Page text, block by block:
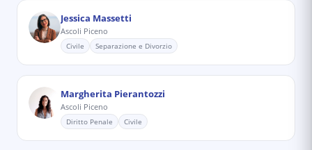
Jessica Massetti
Ascoli Piceno
Civile Separazione e Divorzio
Margherita Pierantozzi
Ascoli Piceno
Diritto Penale Civile